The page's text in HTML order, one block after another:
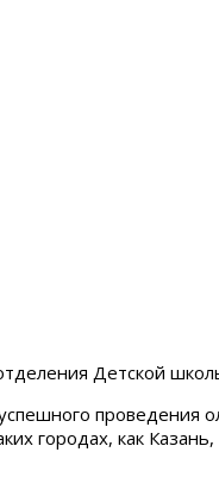
Детской
городах, как